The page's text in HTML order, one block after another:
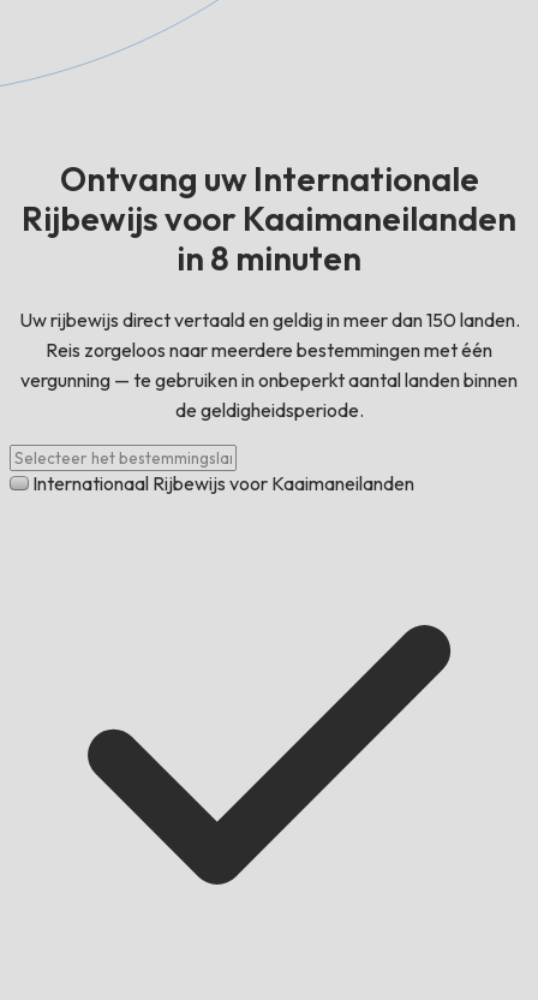
Ontvang uw Internationale
Rijbewijs voor Kaaimaneilanden
in 8 minuten
Uw rijbewijs direct vertaald en geldig in meer dan 150 landen.
Reis zorgeloos naar meerdere bestemmingen met één
vergunning — te gebruiken in onbeperkt aantal landen binnen
de geldigheidsperiode.
Internationaal Rijbewijs voor Kaaimaneilanden